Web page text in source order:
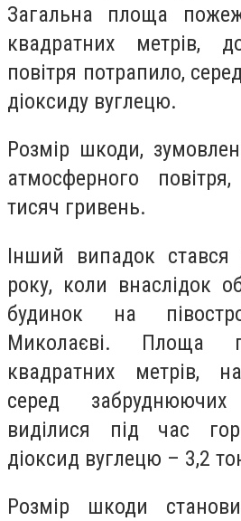
Загальна площа
квадратних метрів,
повітря потрапило,
діоксиду вуглецю.
Розмір шкоди,
атмосферного
тисяч гривень.
Інший випадок
року, коли внаслідок
будинок на
Миколаєві.
квадратних метрів,
серед
виділися під час
діоксид вуглецю – 3,2
Розмір шкоди